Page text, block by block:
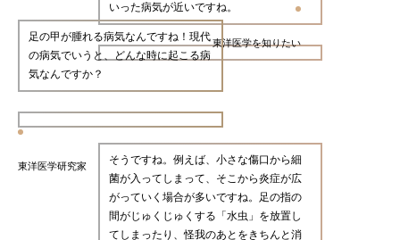
いった病気が近いですね。
東洋医学を知りたい
足の甲が腫れる病気なんですね！現代
の病気でいうと、どんな時に起こる病
気なんですか？
東洋医学研究家
そうですね。例えば、小さな傷口から細
菌が入ってしまって、そこから炎症が広
がっていく場合が多いですね。足の指の
間がじゅくじゅくする「水虫」を放置し
てしまったり、怪我のあとをきちんと消